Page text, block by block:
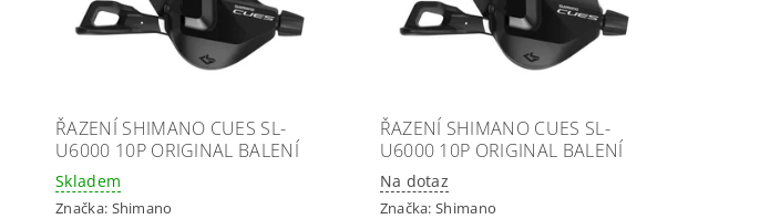
ŘAZENÍ SHIMANO CUES SL-
U6000 10P ORIGINAL BALENÍ
Skladem
Značka: Shimano
ŘAZENÍ SHIMANO CUES SL-
U6000 10P ORIGINAL BALENÍ
Na dotaz
Značka:Shimano